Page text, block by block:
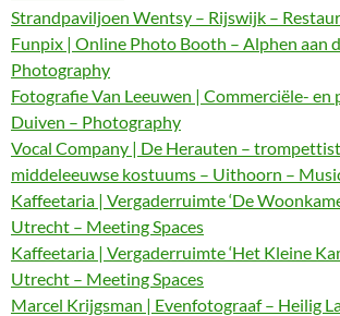
Strandpaviljoen Wentsy – Rijswijk –
Funpix | Online Photo Booth – Alphen aan
Photography
Fotografie Van Leeuwen | Commerciële-
Duiven – Photography
Vocal Company | De Herauten –
middeleeuwse kostuums – Uithoorn –
Kaffeetaria | Vergaderruimte ‘De
Utrecht – Meeting Spaces
Kaffeetaria | Vergaderruimte ‘Het Kleine
Utrecht – Meeting Spaces
Marcel Krijgsman | Evenfotograaf – Heilig